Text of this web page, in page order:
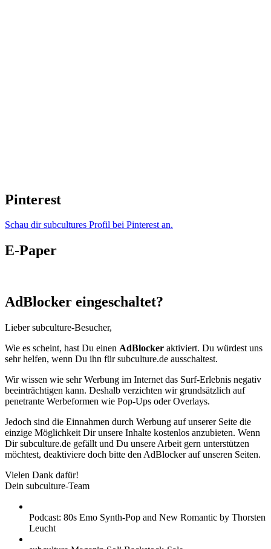
Pinterest
Schau dir subcultures Profil bei Pinterest an.
E-Paper
AdBlocker eingeschaltet?
Lieber subculture-Besucher,
Wie es scheint, hast Du einen AdBlocker aktiviert. Du würdest uns
sehr helfen, wenn Du ihn für subculture.de ausschaltest.
Wir wissen wie sehr Werbung im Internet das Surf-Erlebnis negativ
beeinträchtigen kann. Deshalb verzichten wir grundsätzlich auf
penetrante Werbeformen wie Pop-Ups oder Overlays.
Jedoch sind die Einnahmen durch Werbung auf unserer Seite die
einzige Möglichkeit Dir unsere Inhalte kostenlos anzubieten. Wenn
Dir subculture.de gefällt und Du unsere Arbeit gern unterstützen
möchtest, deaktiviere doch bitte den AdBlocker auf unseren Seiten.
Vielen Dank dafür!
Dein subculture-Team
Podcast: 80s Emo Synth-Pop and New Romantic by Thorsten
Leucht